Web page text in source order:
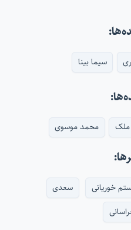
سیما بینا
ملک محمد موسوی
خوریانی
سعدی